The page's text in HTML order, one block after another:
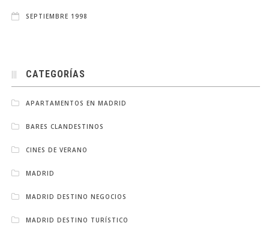
SEPTIEMBRE 1998
CATEGORÍAS
APARTAMENTOS EN MADRID
BARES CLANDESTINOS
CINES DE VERANO
MADRID
MADRID DESTINO NEGOCIOS
MADRID DESTINO TURÍSTICO